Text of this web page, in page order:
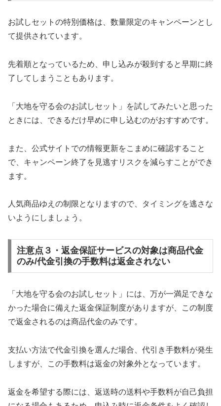
お試しセットの特別価格は、数量限定のキャンペーンとし
て提供されています。
先着順となっているため、申し込みが殺到すると早期に終
了してしまうこともあります。
「大地を守る会のお試しセット」を試してみたいと思った
ときには、できるだけ早めに申し込むのがおすすめです。
また、公式サイトでの情報更新をこまめに確認すること
で、キャンペーン終了を見逃すリスクを減らすことができ
ます。
人気商品ゆえの制限となりますので、タイミングを逃さな
いようにしましょう。
注意点３・返金保証サービスの対象は商品代金
のみ/代金引換の手数料は返金されない
「大地を守る会のお試しセット」には、万が一満足できな
かった場合に備えた返金保証制度がありますが、この制度
で返金されるのは商品代金のみです。
支払い方法で代金引換を選んだ場合、代引き手数料が発生
しますが、この手数料は返金の対象外となっています。
返金を希望する際には、返送時の送料や手数料が自己負担